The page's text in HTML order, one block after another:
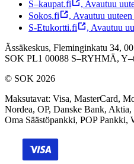
S–kaupat.fi , Avautuu
Sokos.fi
, Avautuu
S-Etukortti.fi
, Avautuu
Ässäkeskus, Fleminginkatu 34,
SOK PL1 00088 S–RYHMÄ,
© SOK 2026
Maksutavat: Visa, MasterCard,
Nordea, OP, Danske Bank,
Oma Säästöpankki, POP Pankki,